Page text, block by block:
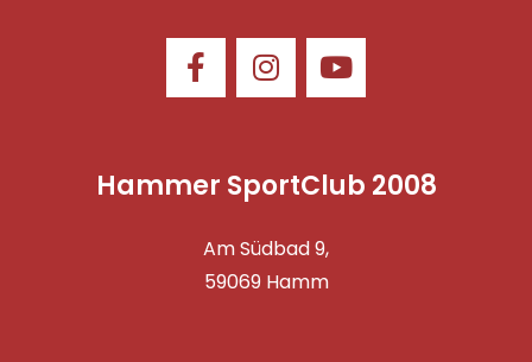
Hammer SportClub 2008
Am Südbad 9,
59069 Hamm